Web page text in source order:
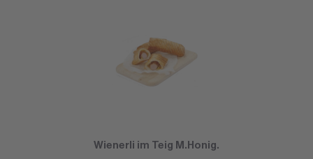
Wienerli im Teig M.Honig.